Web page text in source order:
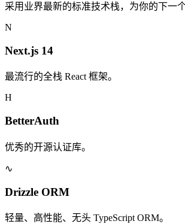
采用业界最新的标准技术栈，为你的下一
N
Next.js 14
最流行的全栈 React 框架。
H
BetterAuth
优秀的开源认证库。
∿
Drizzle ORM
轻量、高性能、无头 TypeScript ORM。